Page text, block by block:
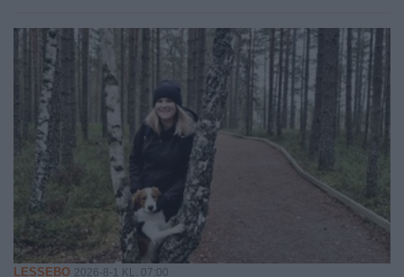
LESSEBO 2026-8-1 KL. 07:00